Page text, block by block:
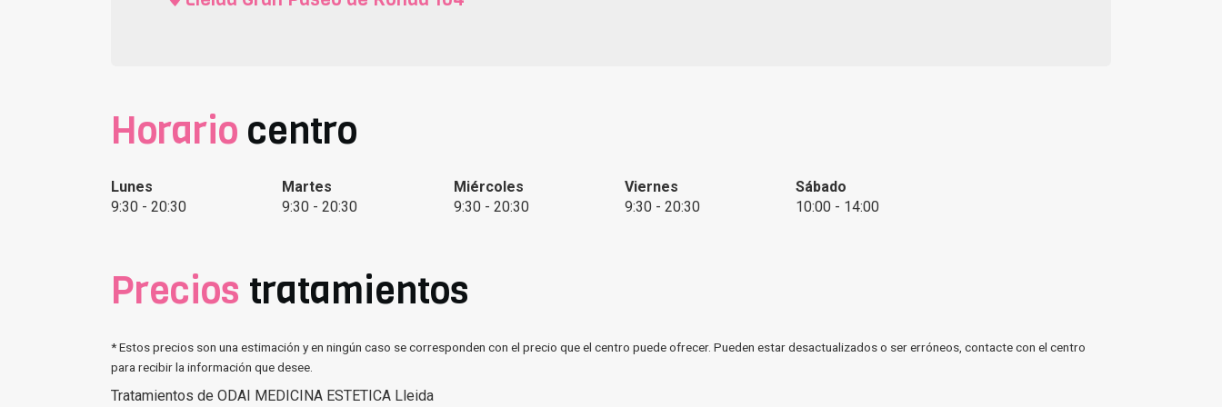
Horario centro
Lunes
9:30 - 20:30
Martes
9:30 - 20:30
Miércoles
9:30 - 20:30
Viernes
9:30 - 20:30
Sábado
10:00 - 14:00
Precios tratamientos
* Estos precios son una estimación y en ningún caso se corresponden con el precio que el centro puede ofrecer. Pueden estar desactualizados o ser erróneos, contacte con el centro
para recibir la información que desee.
Tratamientos de ODAI MEDICINA ESTETICA Lleida